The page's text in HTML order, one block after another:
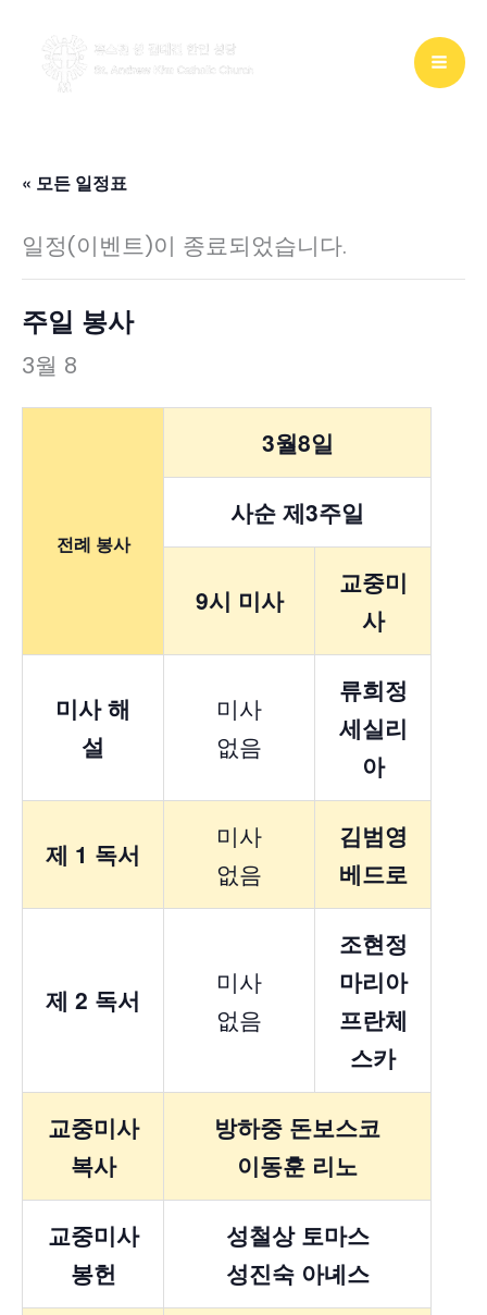
« 모든 일정표
일정(이벤트)이 종료되었습니다.
주일 봉사
3월 8
전례 봉사
3월8일
사순 제3주일
9시 미사
교중미
사
미사 해
설
미사
없음
류희정
세실리
아
제 1 독서
미사
없음
김범영
베드로
제 2 독서
미사
없음
조현정
마리아
프란체
스카
교중미사
복사
방하중 돈보스코
이동훈 리노
교중미사
봉헌
성철상 토마스
성진숙 아녜스